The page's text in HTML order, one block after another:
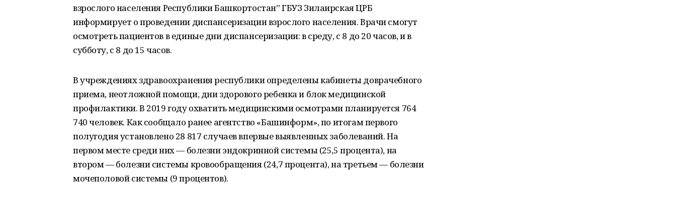
взрослого населения Республики Башкортостан” ГБУЗ Зилаирская ЦРБ
информирует о проведении диспансеризации взрослого населения. Врачи смогут
осмотреть пациентов в единые дни диспансеризации: в среду, с 8 до 20 часов, и в
субботу, с 8 до 15 часов.
В учреждениях здравоохранения республики определены кабинеты доврачебного
приема, неотложной помощи, дни здорового ребенка и блок медицинской
профилактики. В 2019 году охватить медицинскими осмотрами планируется 764
740 человек. Как сообщало ранее агентство «Башинформ», по итогам первого
полугодия установлено 28 817 случаев впервые выявленных заболеваний. На
первом месте среди них — болезни эндокринной системы (25,5 процента), на
втором — болезни системы кровообращения (24,7 процента), на третьем — болезни
мочеполовой системы (9 процентов).